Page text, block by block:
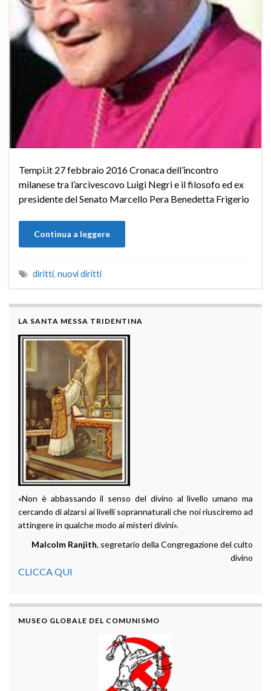
Tempi.it 27 febbraio 2016 Cronaca dell’incontro
milanese tra l’arcivescovo Luigi Negri e il filosofo ed ex
presidente del Senato Marcello Pera Benedetta Frigerio
Continua a leggere
diritti, nuovi diritti
LA SANTA MESSA TRIDENTINA
«Non è abbassando il senso del divino al livello umano ma
cercando di alzarsi ai livelli soprannaturali che noi riusciremo ad
attingere in qualche modo ai misteri divini».
Malcolm Ranjith, segretario della Congregazione del culto
divino
CLICCA QUI
MUSEO GLOBALE DEL COMUNISMO